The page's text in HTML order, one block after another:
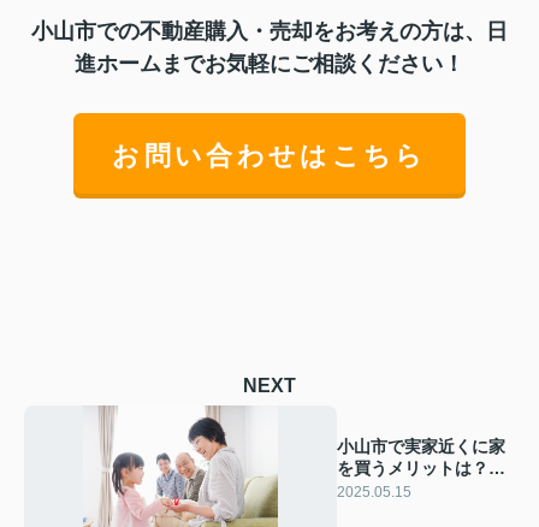
小山市での不動産購入・売却をお考えの方は、日
進ホームまでお気軽にご相談ください！
お問い合わせはこちら
NEXT
小山市で実家近くに家
を買うメリットは？注
意点をご紹介
2025.05.15